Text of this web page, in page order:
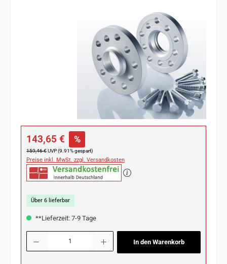
Verkaufspreis:
143,65 € %
Regulärer Preis:
159,46 €UVP (9.91% gespart)
Preise inkl. MwSt. zzgl. Versandkosten
Über 6 lieferbar
**Lieferzeit: 7-9 Tage
Produkt Anzahl: Gib den gewünschten Wert ein oder benutze die Schaltflächen
In den Warenkorb